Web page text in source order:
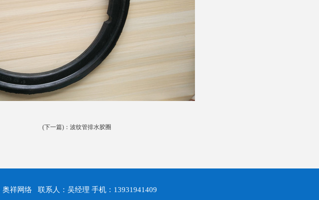
(下一篇)： 波纹管排水胶圈
奥祥网络 联系人：吴经理 手机：13931941409